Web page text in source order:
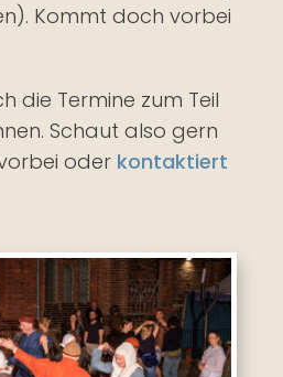
Kommt doch vorbei
die Termine zum Teil
Schaut also gern
oder kontaktiert